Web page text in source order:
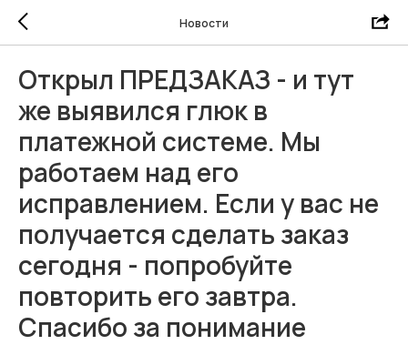
Новости
Открыл ПРЕДЗАКАЗ - и тут
же выявился глюк в
платежной системе. Мы
работаем над его
исправлением. Если у вас не
получается сделать заказ
сегодня - попробуйте
повторить его завтра.
Спасибо за понимание